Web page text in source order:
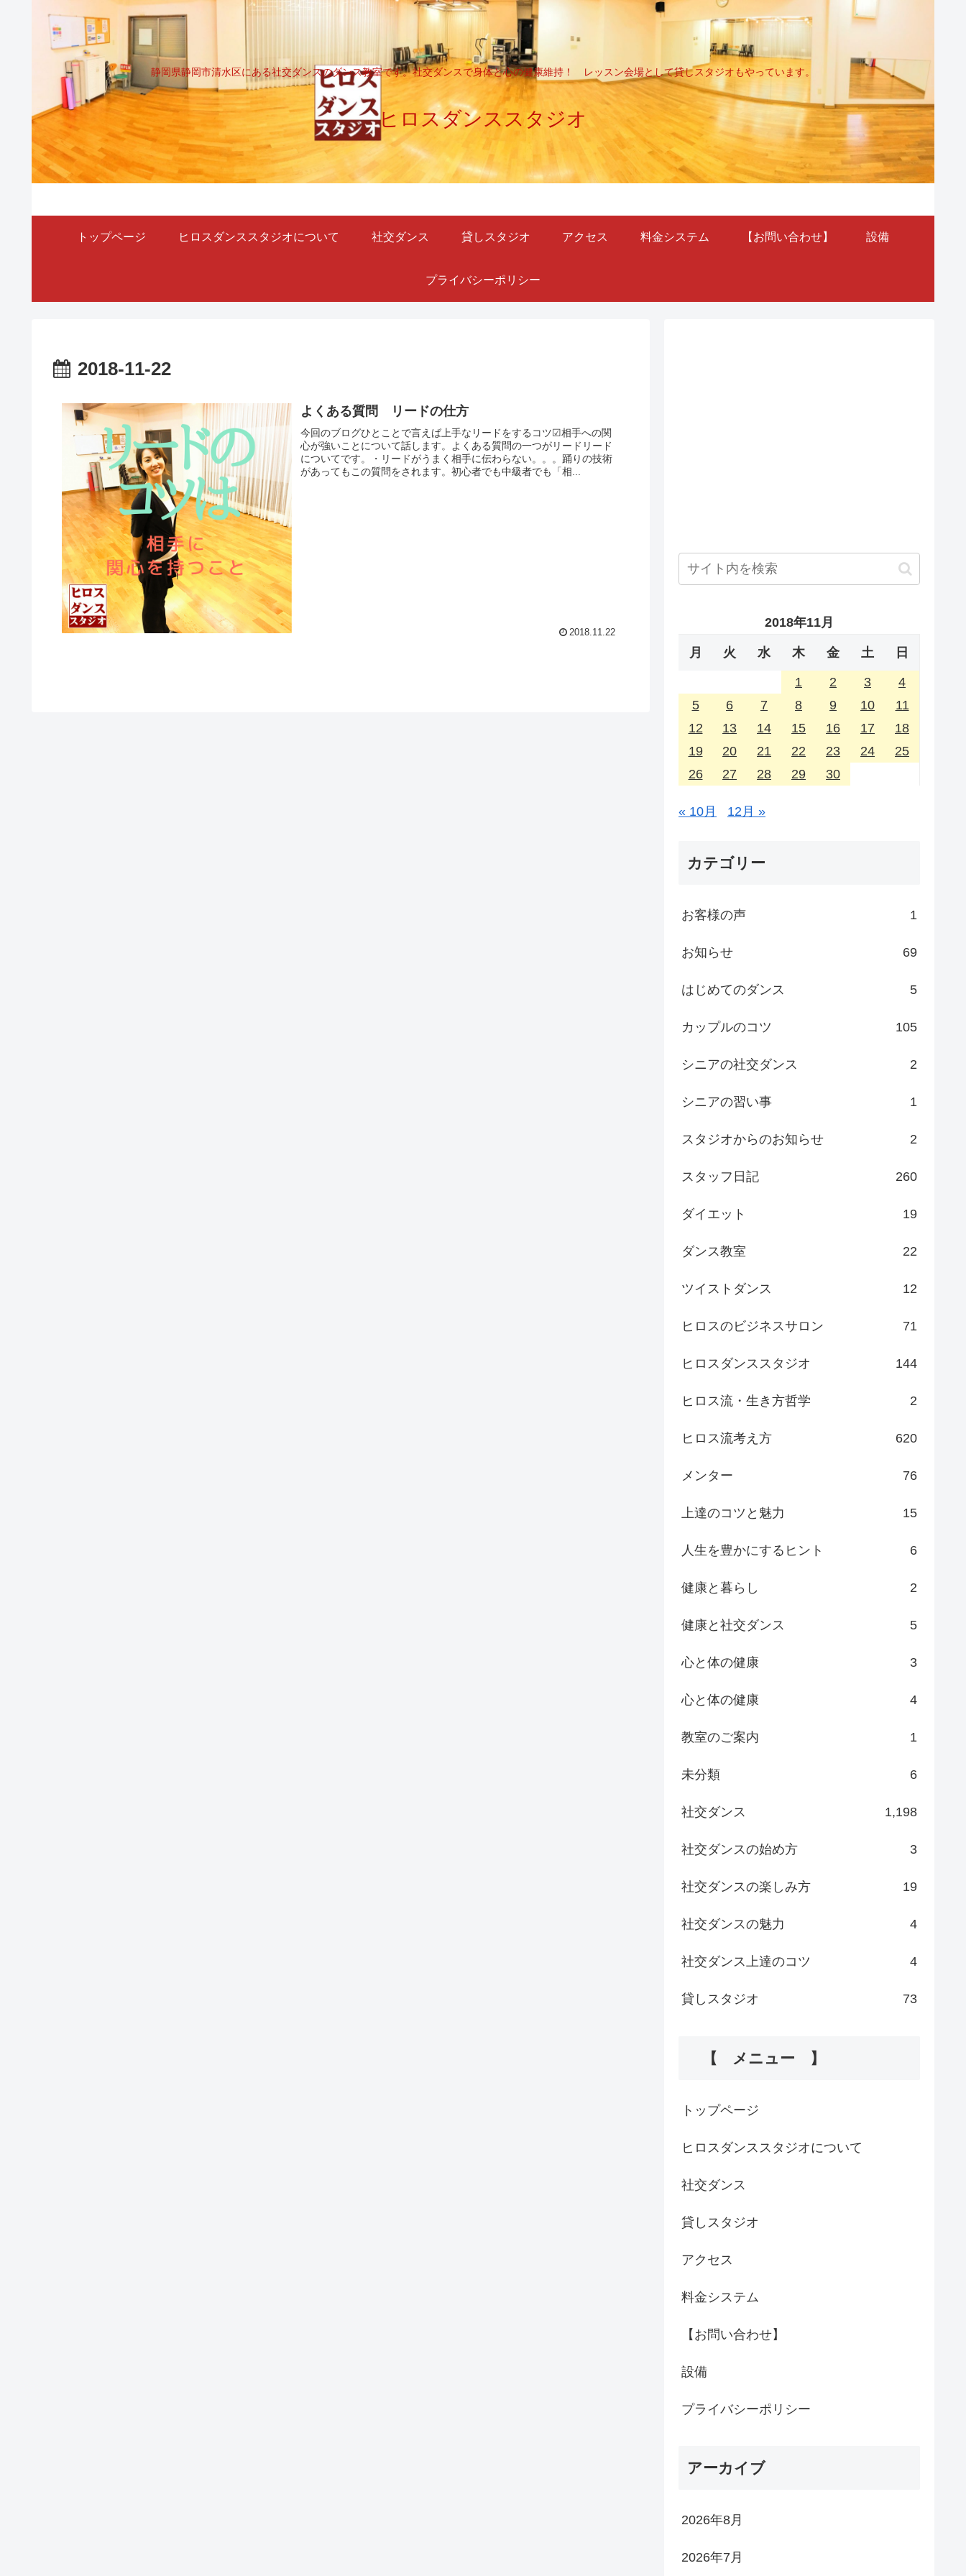
静岡県静岡市清水区にある社交ダンスのダンス教室です。社交ダンスで身体と心の健康維持！ レッスン会場として貸しスタジオもやっています。
ヒロスダンススタジオ
トップページ ヒロスダンススタジオについて 社交ダンス 貸しスタジオ アクセス 料金システム 【お問い合わせ】 設備
プライバシーポリシー
2018-11-22
よくある質問 リードの仕方
今回のブログひとことで言えば上手なリードをするコツ☑相手への関
心が強いことについて話します。よくある質問の一つがリードリード
についてです。・リードがうまく相手に伝わらない。。。踊りの技術
があってもこの質問をされます。初心者でも中級者でも「相...
2018.11.22
2018年11月
月 火 水 木 金 土 日
1 2 3
4
5
6 7 8 9 10
11
12
13 14 15 16 17
18
19
20 21 22 23 24
25
26
27 28 29 30
« 10月 12月 »
カテゴリー
お客様の声 1
お知らせ 69
はじめてのダンス 5
カップルのコツ 105
シニアの社交ダンス 2
シニアの習い事 1
スタジオからのお知らせ 2
スタッフ日記 260
ダイエット 19
ダンス教室 22
ツイストダンス 12
ヒロスのビジネスサロン 71
ヒロスダンススタジオ 144
ヒロス流・生き方哲学 2
ヒロス流考え方 620
メンター 76
上達のコツと魅力 15
人生を豊かにするヒント 6
健康と暮らし 2
健康と社交ダンス 5
心と体の健康 3
心と体の健康 4
教室のご案内 1
未分類 6
社交ダンス 1,198
社交ダンスの始め方 3
社交ダンスの楽しみ方 19
社交ダンスの魅力 4
社交ダンス上達のコツ 4
貸しスタジオ 73
【 メニュー 】
トップページ
ヒロスダンススタジオについて
社交ダンス
貸しスタジオ
アクセス
料金システム
【お問い合わせ】
設備
プライバシーポリシー
アーカイブ
2026年8月
2026年7月